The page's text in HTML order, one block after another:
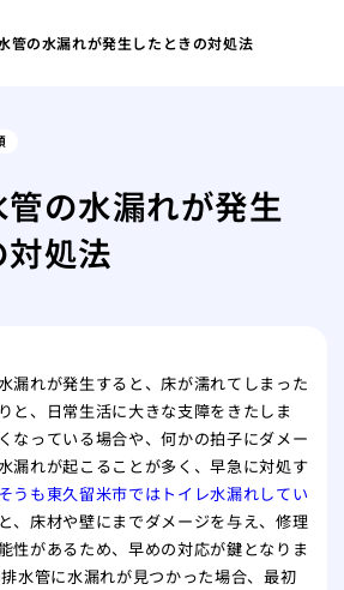
管の水漏れが発生したときの対処法
高
管の水漏れが発生
対処法
漏れが発生すると、床が濡れてしまった
と、日常生活に大きな支障をきたしま
なっている場合や、何かの拍子にダメー
漏れが起こることが多く、早急に対処す
そうも東久留米市ではトイレ水漏れしてい
、床材や壁にまでダメージを与え、修理
性があるため、早めの対応が鍵となりま
水管に水漏れが見つかった場合、最初